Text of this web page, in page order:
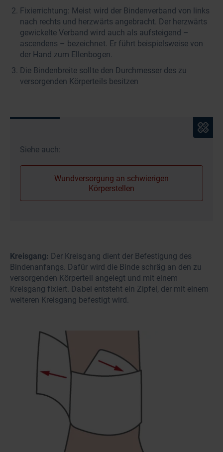
Fixierrichtung: Meist wird der Bindenverband von links
nach rechts und herzwärts angebracht. Der herzwärts
gewickelte Verband wird auch als aufsteigend –
ascendens – bezeichnet. Er führt beispielsweise von
der Hand zum Ellenbogen.
Die Bindenbreite sollte den Durchmesser des zu
versorgenden Körperteils besitzen
Siehe auch:
Wundversorgung an schwierigen
Körperstellen
Kreisgang: Der Kreisgang dient der Befestigung des
Bindenanfangs. Dafür wird die Binde schräg an den zu
versorgenden Körperteil angelegt und mit einem
Kreisgang fixiert. Dabei entsteht ein Zipfel, der mit einem
weiteren Kreisgang befestigt wird.